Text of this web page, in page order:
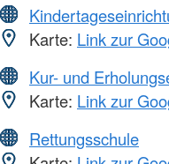
Karte: Link zur
Kur- und
Karte: Link zur
Rettungsschule